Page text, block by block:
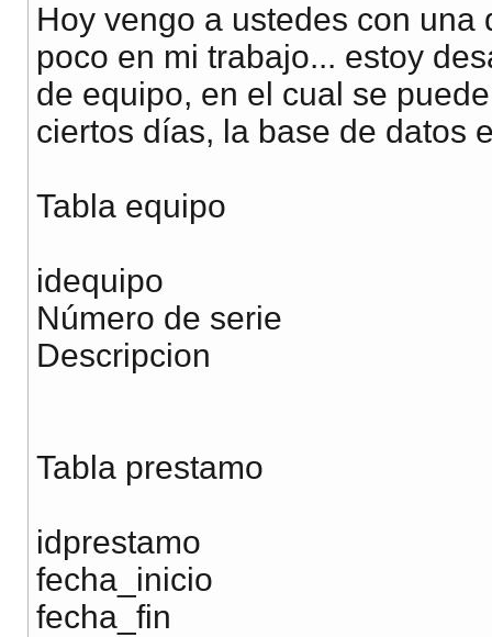
Hoy vengo a ustedes con
poco en mi trabajo... estoy
de equipo, en el cual se
ciertos días, la base de datos
Tabla equipo
idequipo
Número de serie
Descripcion
Tabla prestamo
idprestamo
fecha_inicio
fecha_fin